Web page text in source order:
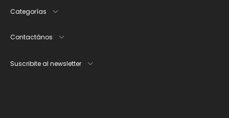
Categorías
Contactános
Suscribite al newsletter